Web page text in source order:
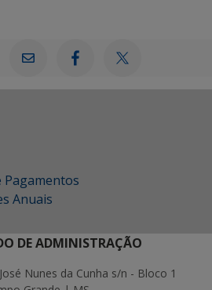
Pagamentos
Anuais
DE ADMINISTRAÇÃO
Nunes da Cunha s/n - Bloco 1